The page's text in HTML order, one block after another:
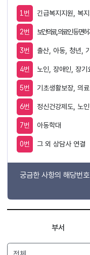
1번 긴급복지지원, 복
2번 보건의료, 의료인 등 면
3번 출산, 아동, 청년,
4번 노인, 장애인, 장기
5번 기초생활보장, 의
6번 정신건강제도, 노
7번 아동학대
0번 그 외 상담사 연결
궁금한 사항의 해당번
부서